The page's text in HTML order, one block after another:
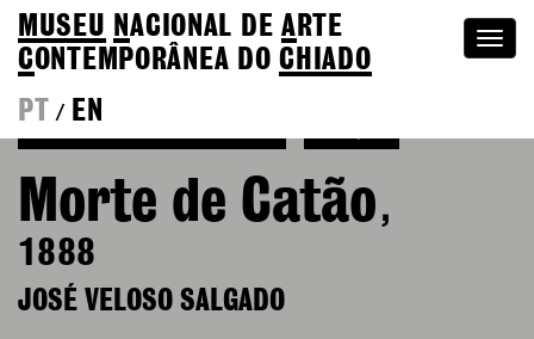
MUSEU NACIONAL DEA RTE
CONTEMPORÂNEA DOCHIADO
PT
/ EN
Morte de Catão ,
1888
JOSÉ VELOSO SALGADO